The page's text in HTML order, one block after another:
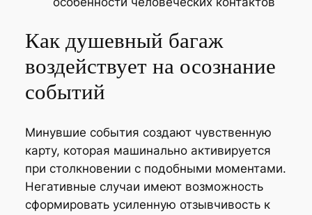
Как душевный багаж
воздействует на осознание
событий
Минувшие события создают чувственную
карту, которая машинально активируется
при столкновении с подобными моментами.
Негативные случаи имеют возможность
сформировать усиленную отзывчивость к